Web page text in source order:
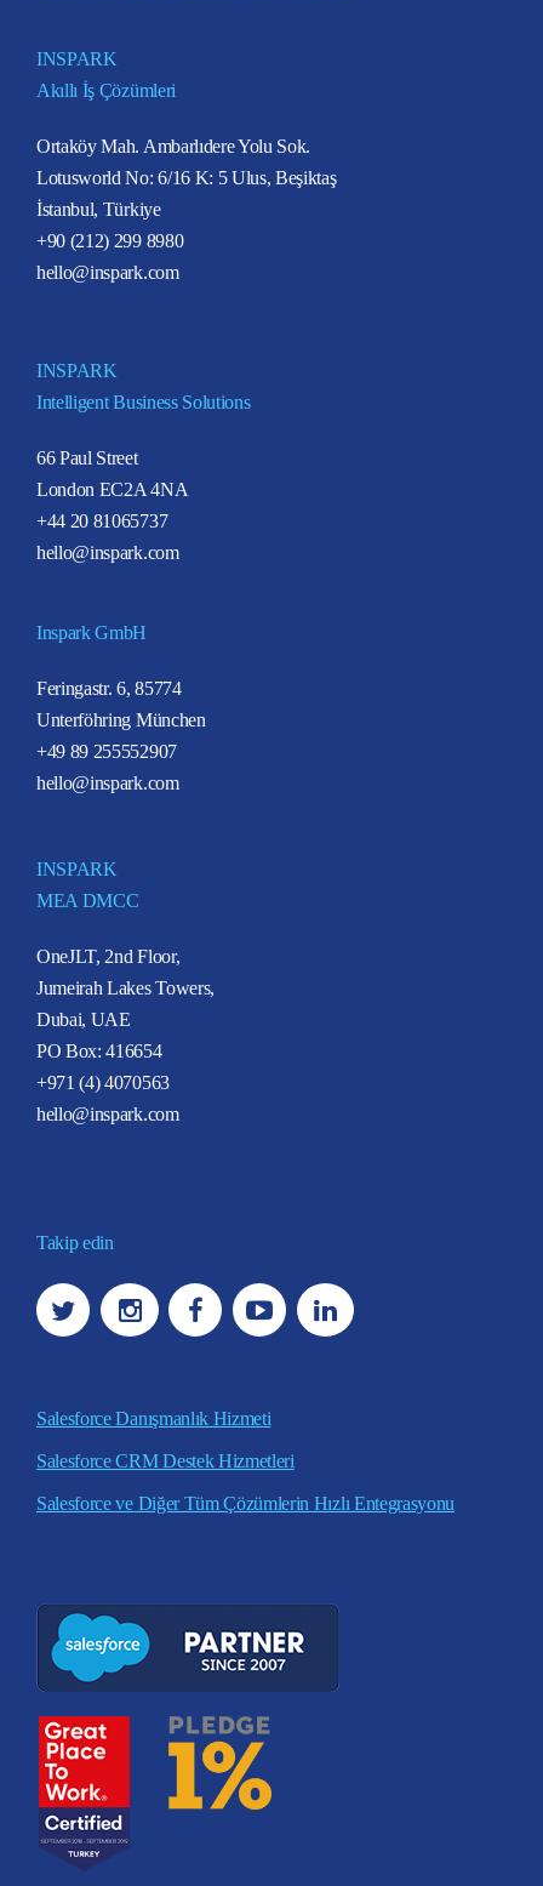
INSPARK
Akıllı İş Çözümleri
Ortaköy Mah. Ambarlıdere Yolu Sok.
Lotusworld No: 6/16 K: 5 Ulus, Beşiktaş
İstanbul, Türkiye
+90 (212) 299 8980
hello@inspark.com
INSPARK
Intelligent Business Solutions
66 Paul Street
London EC2A 4NA
+44 20 81065737
hello@inspark.com
Inspark GmbH
Feringastr. 6, 85774
Unterföhring München
+49 89 255552907
hello@inspark.com
INSPARK
MEA DMCC
OneJLT, 2nd Floor,
Jumeirah Lakes Towers,
Dubai, UAE
PO Box: 416654
+971 (4) 4070563
hello@inspark.com
Takip edin
Salesforce Danışmanlık Hizmeti
Salesforce CRM Destek Hizmetleri
Salesforce ve Diğer Tüm Çözümlerin Hızlı Entegrasyonu